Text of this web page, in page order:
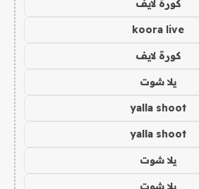
كورة لايف
koora live
كورة لايف
يلا شوت
yalla shoot
yalla shoot
يلا شوت
يلا شوت